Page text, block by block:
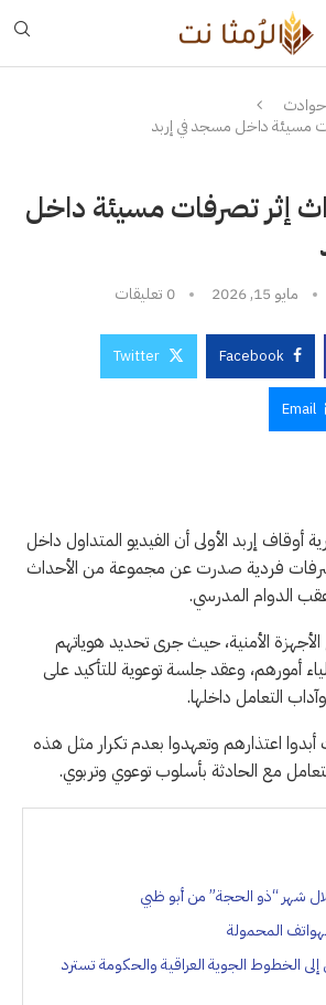
حوادث
مسيئة داخل مسجد في إربد
إثر تصرفات مسيئة داخل
مايو 15, 2026 0 تعليقات
Facebook
Twitter
Email
أوقاف إربد الأولى أن الفيديو المتداول داخل
فردية صدرت عن مجموعة من الأحداث
الدوام المدرسي.
الأجهزة الأمنية، حيث جرى تحديد هوياتهم
أمورهم، وعقد جلسة توعوية للتأكيد على
التعامل داخلها.
اعتذارهم وتعهدوا بعدم تكرار مثل هذه
مع الحادثة بأسلوب توعوي وتربوي.
شهر “ذو الحجة” من أبو ظبي
المحمولة
الخطوط الجوية العراقية والحكومة تسترد